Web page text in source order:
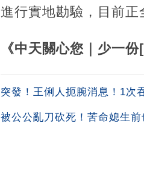
進行實地勘驗，目前正
《中天關心您｜少一
突發！王俐人扼腕消息！1次
被公公亂刀砍死！苦命媳生